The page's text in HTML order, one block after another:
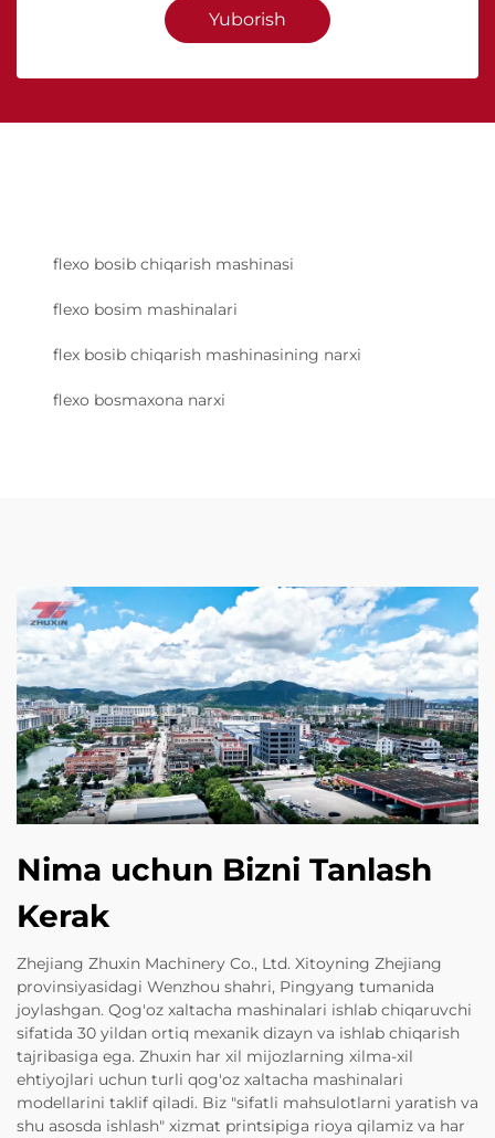
Yuborish
flexo bosib chiqarish mashinasi
flexo bosim mashinalari
flex bosib chiqarish mashinasining narxi
flexo bosmaxona narxi
Nima uchun Bizni Tanlash
Kerak
Zhejiang Zhuxin Machinery Co., Ltd. Xitoyning Zhejiang
provinsiyasidagi Wenzhou shahri, Pingyang tumanida
joylashgan. Qog'oz xaltacha mashinalari ishlab chiqaruvchi
sifatida 30 yildan ortiq mexanik dizayn va ishlab chiqarish
tajribasiga ega. Zhuxin har xil mijozlarning xilma-xil
ehtiyojlari uchun turli qog'oz xaltacha mashinalari
modellarini taklif qiladi. Biz "sifatli mahsulotlarni yaratish va
shu asosda ishlash" xizmat printsipiga rioya qilamiz va har